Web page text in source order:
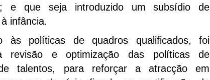
e que seja introduzido um subsídio de
infância.
às políticas de quadros qualificados, foi
revisão e optimização das políticas de
talentos, para reforçar a atracção em